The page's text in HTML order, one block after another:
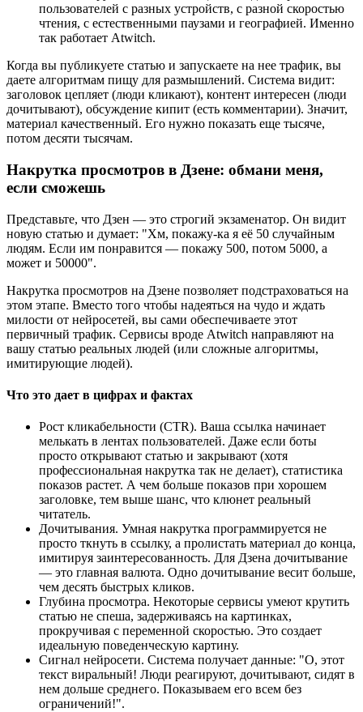
пользователей с разных устройств, с разной скоростью
чтения, с естественными паузами и географией. Именно
так работает Atwitch.
Когда вы публикуете статью и запускаете на нее трафик, вы
даете алгоритмам пищу для размышлений. Система видит:
заголовок цепляет (люди кликают), контент интересен (люди
дочитывают), обсуждение кипит (есть комментарии). Значит,
материал качественный. Его нужно показать еще тысяче,
потом десяти тысячам.
Накрутка просмотров в Дзене: обмани меня,
если сможешь
Представьте, что Дзен — это строгий экзаменатор. Он видит
новую статью и думает: "Хм, покажу-ка я её 50 случайным
людям. Если им понравится — покажу 500, потом 5000, а
может и 50000".
Накрутка просмотров на Дзене позволяет подстраховаться на
этом этапе. Вместо того чтобы надеяться на чудо и ждать
милости от нейросетей, вы сами обеспечиваете этот
первичный трафик. Сервисы вроде Atwitch направляют на
вашу статью реальных людей (или сложные алгоритмы,
имитирующие людей).
Что это дает в цифрах и фактах
Рост кликабельности (CTR). Ваша ссылка начинает
мелькать в лентах пользователей. Даже если боты
просто открывают статью и закрывают (хотя
профессиональная накрутка так не делает), статистика
показов растет. А чем больше показов при хорошем
заголовке, тем выше шанс, что клюнет реальный
читатель.
Дочитывания. Умная накрутка программируется не
просто ткнуть в ссылку, а пролистать материал до конца,
имитируя заинтересованность. Для Дзена дочитывание
— это главная валюта. Одно дочитывание весит больше,
чем десять быстрых кликов.
Глубина просмотра. Некоторые сервисы умеют крутить
статью не спеша, задерживаясь на картинках,
прокручивая с переменной скоростью. Это создает
идеальную поведенческую картину.
Сигнал нейросети. Система получает данные: "О, этот
текст виральный! Люди реагируют, дочитывают, сидят в
нем дольше среднего. Показываем его всем без
ограничений!".